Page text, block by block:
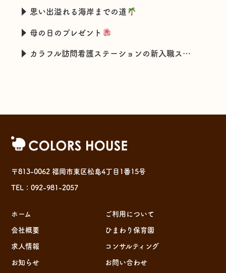
思い出溢れる海岸までの道
母の日のプレゼント
カラフル訪問看護ステーションの新入職スタッフの特技とは・・・
〒813-0062 福岡市東区松島4丁目1番15号
TEL：092-981-2057
ホーム ご利用について
会社概要 ひまわり保育園
求人情報 コンサルティング
お知らせ お問い合わせ